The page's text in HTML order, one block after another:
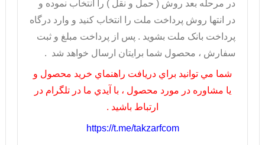
در مرحله بعد روش ( حمل و نقل ) را انتخاب نموده و
در انتها روش پرداخت ملت را انتخاب کنيد و وارد درگاه
پرداخت بانک ملت بشويد . پس از پرداخت مبلغ و ثبت
سفارش ، محصول شما برايتان ارسال خواهد شد .
شما مي توانيد براي دريافت راهنماي خريد محصول و
يا مشاوره در مورد محصول ، با آيدي ما در تلگرام در
ارتباط باشيد .
https://t.me/takzarfcom